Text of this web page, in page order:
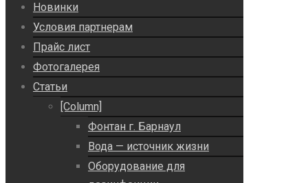
Новинки
Условия партнерам
Прайс лист
Фотогалерея
Статьи
[Column]
Фонтан г. Барнаул
Вода — источник жизни
Оборудование для